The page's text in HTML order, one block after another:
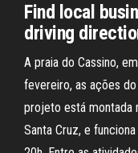
Find local
driving
A praia do Cassino,
fevereiro, as ações
projeto está montada
Santa Cruz, e